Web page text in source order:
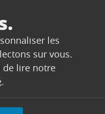
les
sur vous.
de lire notre
.
du soleil.
n’est prévue lors
compréhension
pour soutenir notre